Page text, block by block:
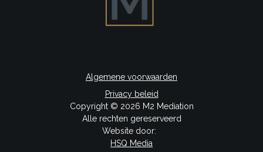
Copyright © 2026 M2 Mediation
Alle rechten gereserveerd
Website door:
HSQ Media
Algemene voorwaarden
Privacy beleid